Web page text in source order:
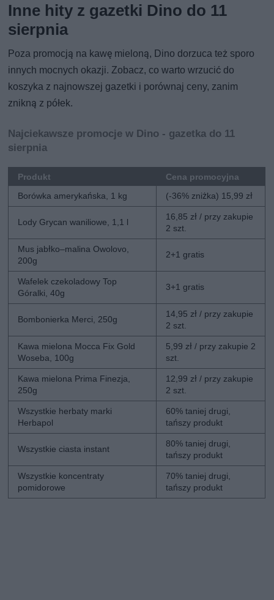
Inne hity z gazetki Dino do 11
sierpnia
Poza promocją na kawę mieloną, Dino dorzuca też sporo
innych mocnych okazji. Zobacz, co warto wrzucić do
koszyka z najnowszej gazetki i porównaj ceny, zanim
znikną z półek.
Najciekawsze promocje w Dino - gazetka do 11
sierpnia
Produkt
Cena promocyjna
Borówka amerykańska, 1 kg
(-36% zniżka) 15,99 zł
Lody Grycan waniliowe, 1,1 l
16,85 zł / przy zakupie
2 szt.
Mus jabłko–malina Owolovo,
200g
2+1 gratis
Wafelek czekoladowy Top
Góralki, 40g
3+1 gratis
Bombonierka Merci, 250g
14,95 zł / przy zakupie
2 szt.
Kawa mielona Mocca Fix Gold
Woseba, 100g
5,99 zł / przy zakupie 2
szt.
Kawa mielona Prima Finezja,
250g
12,99 zł / przy zakupie
2 szt.
Wszystkie herbaty marki
Herbapol
60% taniej drugi,
tańszy produkt
Wszystkie ciasta instant
80% taniej drugi,
tańszy produkt
Wszystkie koncentraty
pomidorowe
70% taniej drugi,
tańszy produkt